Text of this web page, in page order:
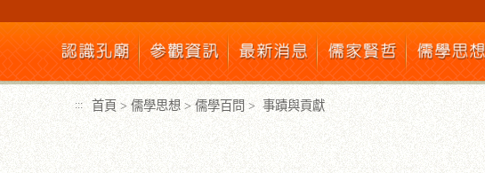
主
要
內
容
區
塊
::: 首頁 > 儒學思想 > 儒學百問 > 事蹟與貢獻